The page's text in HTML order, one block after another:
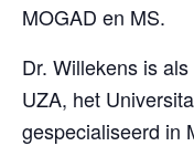
MOGAD en MS.
Dr. Willekens is
UZA, het
gespecialiseerd in